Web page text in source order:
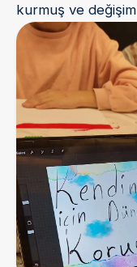
kurmuş ve değişim